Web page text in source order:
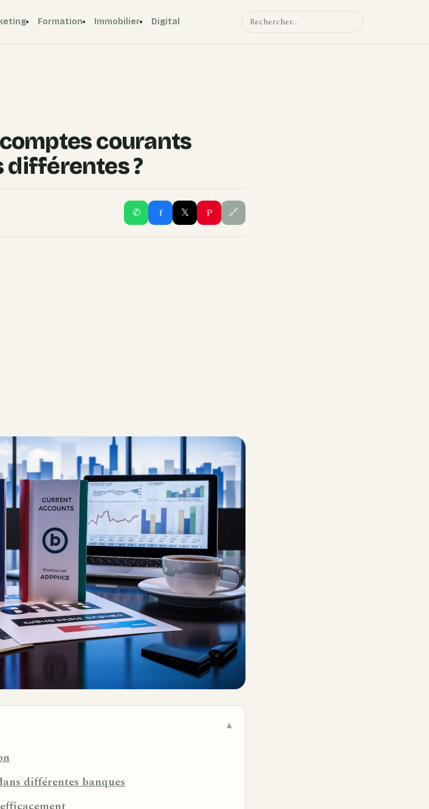
Formation Immobilier Digital
courants
différentes ?
✆ f 𝕏 P 🔗
différentes banques